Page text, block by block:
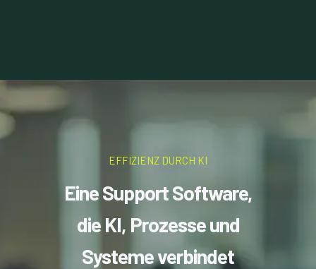
EFFIZIENZ DURCH KI
Eine Support Software,
die KI, Prozesse und
Systeme verbindet